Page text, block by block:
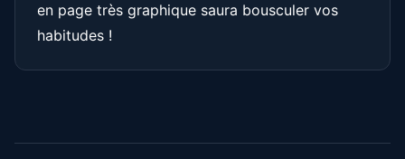
en page très graphique saura bousculer vos
habitudes !